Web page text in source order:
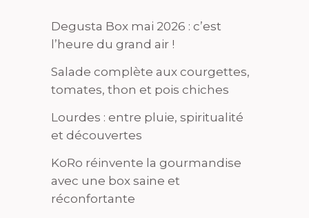
Degusta Box mai 2026 : c’est
l’heure du grand air !
Salade complète aux courgettes,
tomates, thon et pois chiches
Lourdes : entre pluie, spiritualité
et découvertes
KoRo réinvente la gourmandise
avec une box saine et
réconfortante